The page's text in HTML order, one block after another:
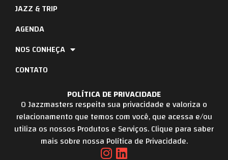
POLÍTICA DE PRIVACIDADE
O Jazzmasters respeita sua privacidade e valoriza o
relacionamento que temos com você, que acessa e/ou
utiliza os nossos Produtos e Serviços. Clique para saber
mais sobre nossa Política de Privacidade.
JAZZ & TRIP
AGENDA
NOS CONHEÇA
CONTATO